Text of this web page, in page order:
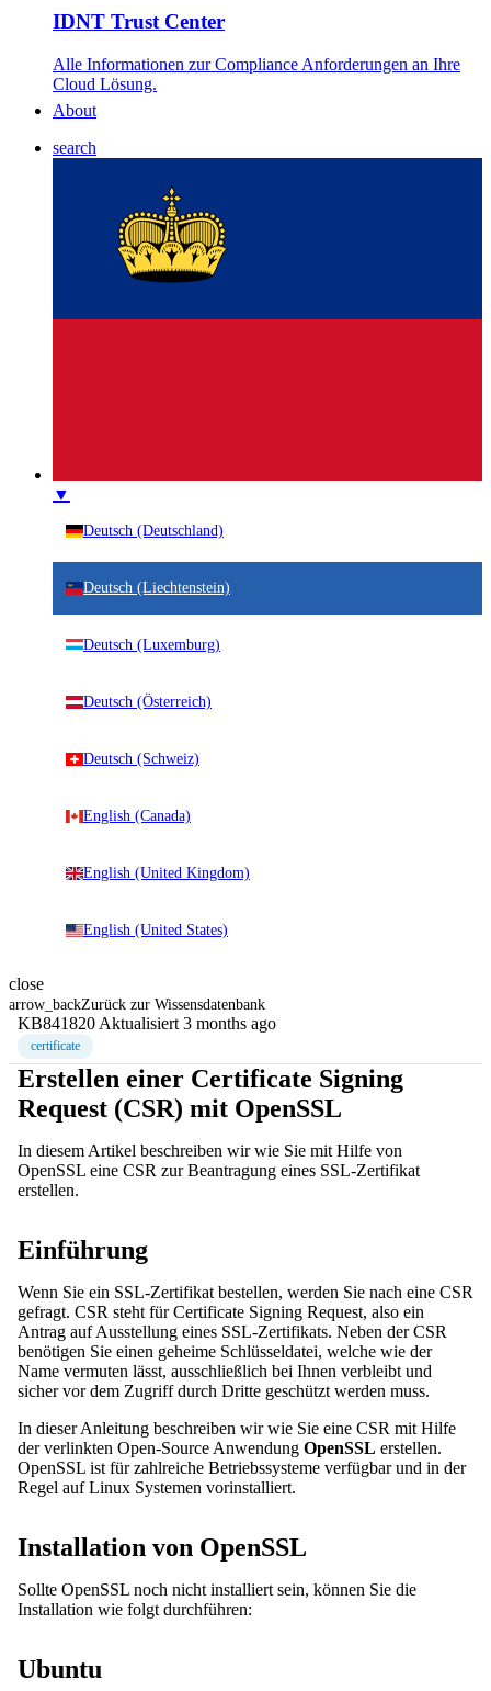
IDNT Trust Center
Alle Informationen zur Compliance Anforderungen an Ihre
Cloud Lösung.
About
search
▼
Deutsch (Deutschland)
Deutsch (Liechtenstein)
Deutsch (Luxemburg)
Deutsch (Österreich)
Deutsch (Schweiz)
English (Canada)
English (United Kingdom)
English (United States)
close
arrow_backZurück zur Wissensdatenbank
KB841820 Aktualisiert 3 months ago
certificate
Erstellen einer Certificate Signing
Request (CSR) mit OpenSSL
In diesem Artikel beschreiben wir wie Sie mit Hilfe von
OpenSSL eine CSR zur Beantragung eines SSL-Zertifikat
erstellen.
Einführung
Wenn Sie ein SSL-Zertifikat bestellen, werden Sie nach eine CSR
gefragt. CSR steht für Certificate Signing Request, also ein
Antrag auf Ausstellung eines SSL-Zertifikats. Neben der CSR
benötigen Sie einen geheime Schlüsseldatei, welche wie der
Name vermuten lässt, ausschließlich bei Ihnen verbleibt und
sicher vor dem Zugriff durch Dritte geschützt werden muss.
In dieser Anleitung beschreiben wir wie Sie eine CSR mit Hilfe
der verlinkten Open-Source Anwendung OpenSSL erstellen.
OpenSSL ist für zahlreiche Betriebssysteme verfügbar und in der
Regel auf Linux Systemen vorinstalliert.
Installation von OpenSSL
Sollte OpenSSL noch nicht installiert sein, können Sie die
Installation wie folgt durchführen:
Ubuntu